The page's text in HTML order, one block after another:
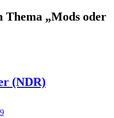
Thema „Mods oder
(NDR)